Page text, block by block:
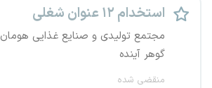
استخدام ۱۲ عنوان شغلی
مجتمع تولیدی و صنایع غذایی هومان
گوهر آینده
منقضی شده